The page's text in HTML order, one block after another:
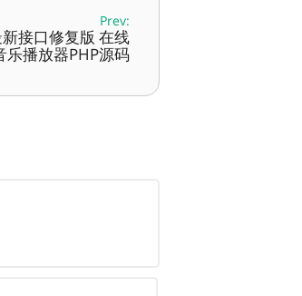
Prev:
接口修复版 在线
乐播放器PHP源码